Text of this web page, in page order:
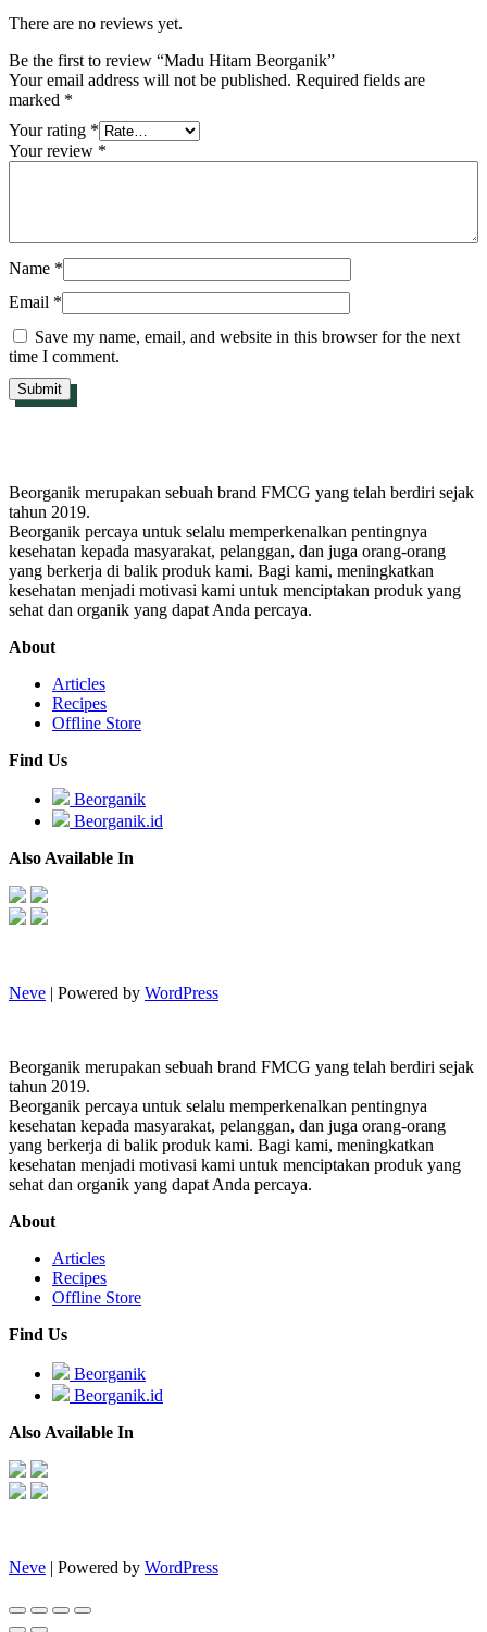
There are no reviews yet.
Be the first to review “Madu Hitam Beorganik”
Your email address will not be published. Required fields are
marked *
Your rating *
Your review *
Name *
Email *
Save my name, email, and website in this browser for the next
time I comment.
Beorganik merupakan sebuah brand FMCG yang telah berdiri sejak
tahun 2019.
Beorganik percaya untuk selalu memperkenalkan pentingnya
kesehatan kepada masyarakat, pelanggan, dan juga orang-orang
yang berkerja di balik produk kami. Bagi kami, meningkatkan
kesehatan menjadi motivasi kami untuk menciptakan produk yang
sehat dan organik yang dapat Anda percaya.
About
Articles
Recipes
Offline Store
Find Us
Beorganik
Beorganik.id
Also Available In
Neve | Powered by WordPress
Beorganik merupakan sebuah brand FMCG yang telah berdiri sejak
tahun 2019.
Beorganik percaya untuk selalu memperkenalkan pentingnya
kesehatan kepada masyarakat, pelanggan, dan juga orang-orang
yang berkerja di balik produk kami. Bagi kami, meningkatkan
kesehatan menjadi motivasi kami untuk menciptakan produk yang
sehat dan organik yang dapat Anda percaya.
About
Articles
Recipes
Offline Store
Find Us
Beorganik
Beorganik.id
Also Available In
Neve | Powered by WordPress